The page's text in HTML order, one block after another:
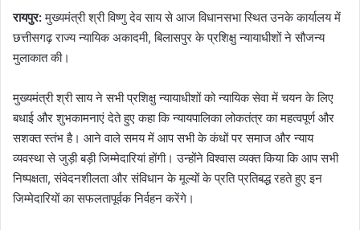
रायपुर:मुख्यमंत्री श्री विष्णु देव साय से आज विधानसभा स्थित उनके कार्यालय में
छत्तीसगढ़ राज्य न्यायिक अकादमी, बिलासपुर के प्रशिक्षु न्यायाधीशों ने सौजन्य
मुलाकात की।
मुख्यमंत्री श्री साय ने सभी प्रशिक्षु न्यायाधीशों को न्यायिक सेवा में चयन के लिए
बधाई और शुभकामनाएं देते हुए कहा कि न्यायपालिका लोकतंत्र का महत्वपूर्ण और
सशक्त स्तंभ है। आने वाले समय में आप सभी के कंधों पर समाज और न्याय
व्यवस्था से जुड़ी बड़ी जिम्मेदारियां होंगी। उन्होंने विश्वास व्यक्त किया कि आप सभी
निष्पक्षता, संवेदनशीलता और संविधान के मूल्यों के प्रति प्रतिबद्ध रहते हुए इन
जिम्मेदारियों का सफलतापूर्वक निर्वहन करेंगे।